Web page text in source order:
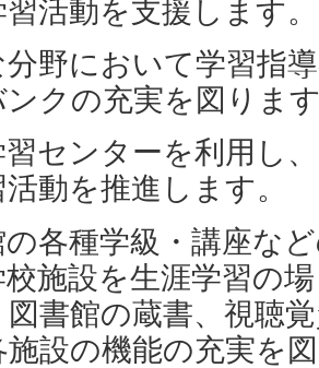
活動を支援します。
野において学習指
ンクの充実を図りま
習センターを利用し
動を推進します。
各種学級・講座な
施設を生涯学習の
図書館の蔵書、視聴
施設の機能の充実を